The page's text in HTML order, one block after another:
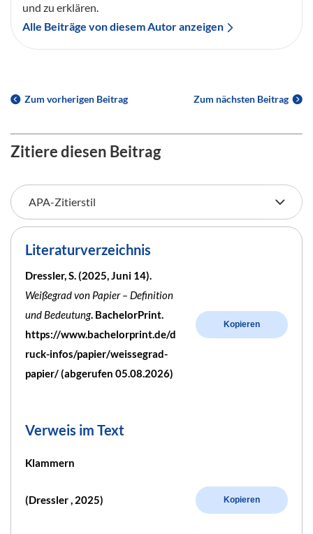
und zu erklären.
Alle Beiträge von diesem Autor anzeigen
Zum vorherigen Beitrag Zum nächsten Beitrag
Zitiere diesen Beitrag
Literaturverzeichnis
Dressler, S. (2025, Juni 14).
Weißegrad von Papier – Definition
und Bedeutung. BachelorPrint.
https://www.bachelorprint.de/d
ruck-infos/papier/weissegrad-
papier/ (abgerufen 05.08.2026)
Kopieren
Verweis im Text
Klammern
(Dressler , 2025) Kopieren